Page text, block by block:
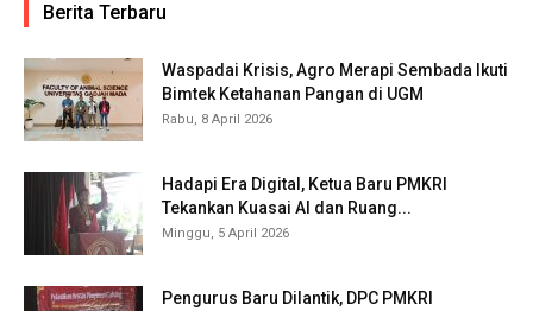
Berita Terbaru
Waspadai Krisis, Agro Merapi Sembada Ikuti
Bimtek Ketahanan Pangan di UGM
Rabu, 8 April 2026
Hadapi Era Digital, Ketua Baru PMKRI
Tekankan Kuasai AI dan Ruang...
Minggu, 5 April 2026
Pengurus Baru Dilantik, DPC PMKRI